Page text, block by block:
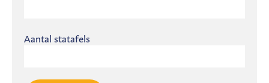
Aantal statafels